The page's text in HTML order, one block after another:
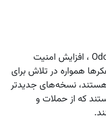
یکی از دلایل اصلی برای آپدیت Odoo ، افزایش امنیت
همواره در تلاش برای
نسخه‌های جدیدتر
که از حملات و